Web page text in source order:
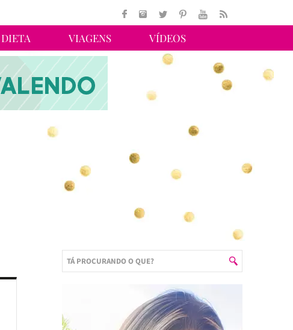
DIETA VIAGENS VÍDEOS